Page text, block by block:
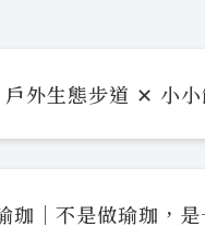
外生態步道 ✕ 小
｜不是做瑜珈，是